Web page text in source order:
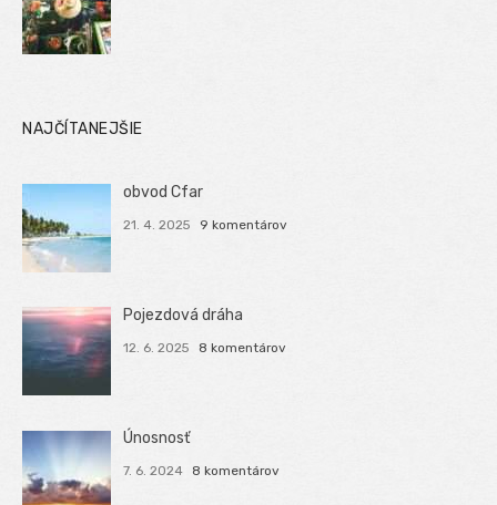
NAJČÍTANEJŠIE
obvod Cfar
21. 4. 2025 9 komentárov
Pojezdová dráha
12. 6. 2025 8 komentárov
Únosnosť
7. 6. 2024 8 komentárov